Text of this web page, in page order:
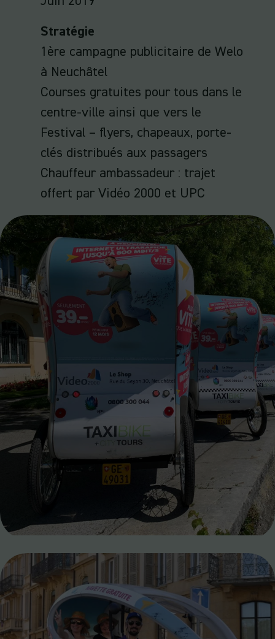
Stratégie
1ère campagne publicitaire de Welo
à Neuchâtel
Courses gratuites pour tous dans le
centre-ville ainsi que vers le
Festival – flyers, chapeaux, porte-
clés distribués aux passagers
Chauffeur ambassadeur : trajet
offert par Vidéo 2000 et UPC